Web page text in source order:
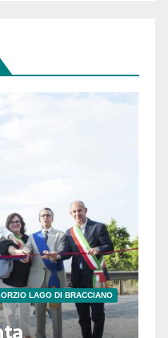
LAGO DI BRACCIANO